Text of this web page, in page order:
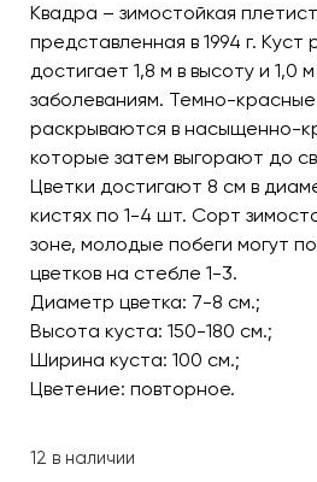
Квадра – зимостойкая
представленная в 1994 г. Куст
достигает 1,8 м в высоту и 1,0
заболеваниям. Темно-
раскрываются в насыщенно-
которые затем выгорают до
Цветки достигают 8 см в
кистях по 1-4 шт. Сорт
зоне, молодые побеги могут
цветков на стебле 1-3.
Диаметр цветка: 7-8 см.;
Высота куста: 150-180 см.;
Ширина куста: 100 см.;
Цветение: повторное.
12 в наличии